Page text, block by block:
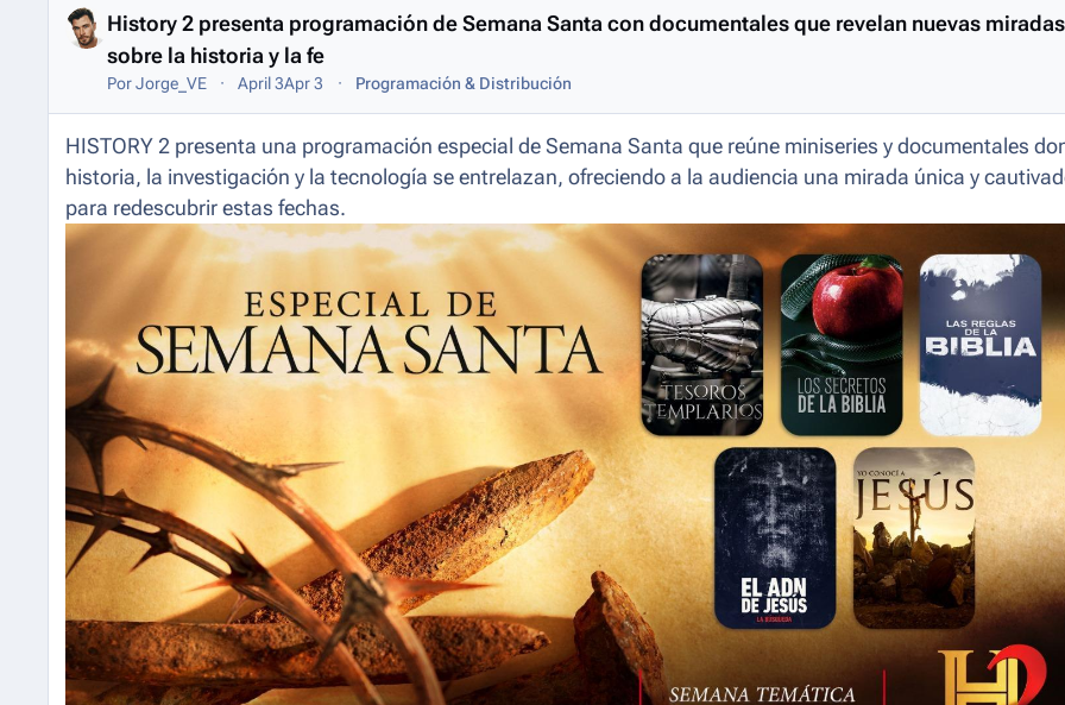
History 2 presenta programación de Semana Santa con documentales que revelan nuevas miradas
sobre la historia y la fe
PorJorge_VE April 3Apr 3 Programación & Distribución
HISTORY 2 presenta una programación especial de Semana Santa que reúne miniseries y documentales
historia, la investigación y la tecnología se entrelazan, ofreciendo a la audiencia una mirada única y
para redescubrir estas fechas.